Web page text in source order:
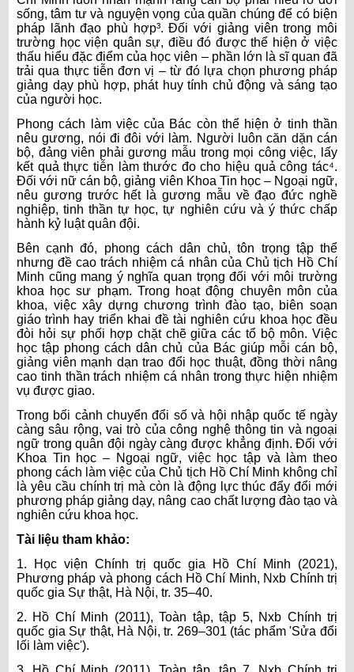
sống, tâm tư và nguyện vọng của quần chúng để có biện
pháp lãnh đạo phù hợp³. Đối với giảng viên trong môi
trường học viện quân sự, điều đó được thể hiện ở việc
thấu hiểu đặc điểm của học viên – phần lớn là sĩ quan đã
trải qua thực tiễn đơn vị – từ đó lựa chọn phương pháp
giảng dạy phù hợp, phát huy tính chủ động và sáng tạo
của người học.
Phong cách làm việc của Bác còn thể hiện ở tinh thần
nêu gương, nói đi đôi với làm. Người luôn căn dặn cán
bộ, đảng viên phải gương mẫu trong mọi công việc, lấy
kết quả thực tiễn làm thước đo cho hiệu quả công tác⁴.
Đối với nữ cán bộ, giảng viên Khoa Tin học – Ngoại ngữ,
nêu gương trước hết là gương mẫu về đạo đức nghề
nghiệp, tinh thần tự học, tự nghiên cứu và ý thức chấp
hành kỷ luật quân đội.
Bên cạnh đó, phong cách dân chủ, tôn trọng tập thể
nhưng đề cao trách nhiệm cá nhân của Chủ tịch Hồ Chí
Minh cũng mang ý nghĩa quan trọng đối với môi trường
khoa học sư phạm. Trong hoạt động chuyên môn của
khoa, việc xây dựng chương trình đào tạo, biên soạn
giáo trình hay triển khai đề tài nghiên cứu khoa học đều
đòi hỏi sự phối hợp chặt chẽ giữa các tổ bộ môn. Việc
học tập phong cách dân chủ của Bác giúp mỗi cán bộ,
giảng viên mạnh dạn trao đổi học thuật, đồng thời nâng
cao tinh thần trách nhiệm cá nhân trong thực hiện nhiệm
vụ được giao.
Trong bối cảnh chuyển đổi số và hội nhập quốc tế ngày
càng sâu rộng, vai trò của công nghệ thông tin và ngoại
ngữ trong quân đội ngày càng được khẳng định. Đối với
Khoa Tin học – Ngoại ngữ, việc học tập và làm theo
phong cách làm việc của Chủ tịch Hồ Chí Minh không chỉ
là yêu cầu chính trị mà còn là động lực thúc đẩy đổi mới
phương pháp giảng dạy, nâng cao chất lượng đào tạo và
nghiên cứu khoa học.
Tài liệu tham khảo:
1. Học viện Chính trị quốc gia Hồ Chí Minh (2021),
Phương pháp và phong cách Hồ Chí Minh, Nxb Chính trị
quốc gia Sự thật, Hà Nội, tr. 35–40.
2. Hồ Chí Minh (2011), Toàn tập, tập 5, Nxb Chính trị
quốc gia Sự thật, Hà Nội, tr. 269–301 (tác phẩm 'Sửa đổi
lối làm việc').